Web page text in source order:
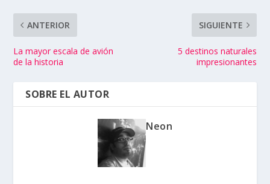
ANTERIOR
La mayor escala de avión
de la historia
SIGUIENTE
5 destinos naturales
impresionantes
SOBRE EL AUTOR
Neon